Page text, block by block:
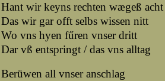
Hant wir keyns rechten wægeß acht
Das wir gar offt selbs wissen nitt
Wo vns hyen fűren vnser dritt
Dar vß entspringt / das vns alltag
Berüwen all vnser anschlag